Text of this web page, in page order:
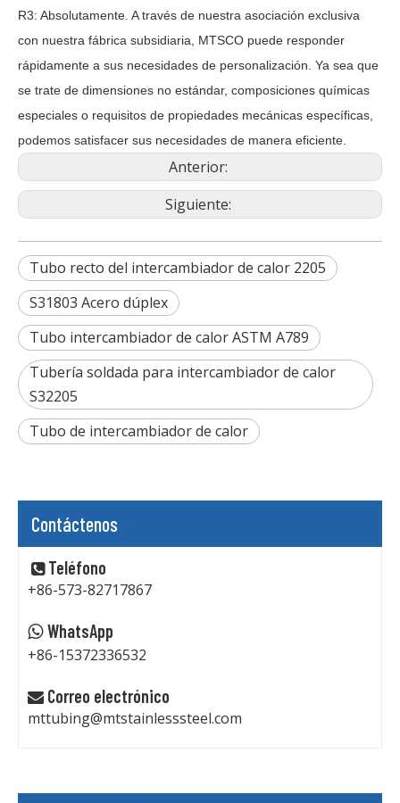
R3: Absolutamente. A través de nuestra asociación exclusiva
con nuestra fábrica subsidiaria, MTSCO puede responder
rápidamente a sus necesidades de personalización. Ya sea que
se trate de dimensiones no estándar, composiciones químicas
especiales o requisitos de propiedades mecánicas específicas,
podemos satisfacer sus necesidades de manera eficiente.
Anterior:
Siguiente:
Tubo recto del intercambiador de calor 2205
S31803 Acero dúplex
Tubo intercambiador de calor ASTM A789
Tubería soldada para intercambiador de calor
S32205
Tubo de intercambiador de calor
Contáctenos
 Teléfono
+86-573-82717867
 WhatsApp
+86-15372336532
 Correo electrónico
mttubing@mtstainlesssteel.com